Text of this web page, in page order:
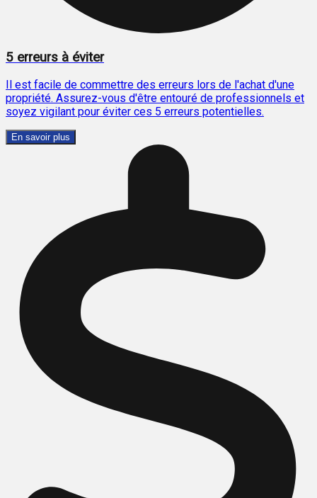
5 erreurs à éviter
Il est facile de commettre des erreurs lors de l'achat d'une
propriété. Assurez-vous d'être entouré de professionnels et
soyez vigilant pour éviter ces 5 erreurs potentielles.
En savoir plus